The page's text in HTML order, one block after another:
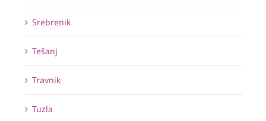
Srebrenik
Tešanj
Travnik
Tuzla